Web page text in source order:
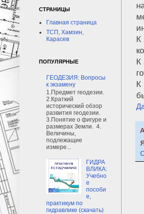
К
К
К
СТРАНИЦЫ
Главная страница
ТСП, Хамзин,
Карасев
ПОПУЛЯРНЫЕ
ГЕОДЕЗИЯ: Вопросы
к экзамену
1.Предмет геодезии.
2.Краткий
исторический обзор
развития геодезии.
3.Понятие о фигуре и
размерах Земли. 4.
Величины,
подлежащие
измере...
ГИДРА
ВЛИКА:
Учебно
е
пособи
е,
практикум по
гидравлике (скачать)